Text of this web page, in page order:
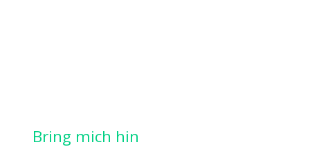
Bring mich hin